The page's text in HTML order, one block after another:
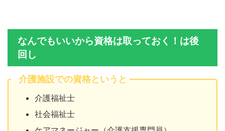
なんでもいいから資格は取っておく！は後
回し
介護施設での資格というと
介護福祉士
社会福祉士